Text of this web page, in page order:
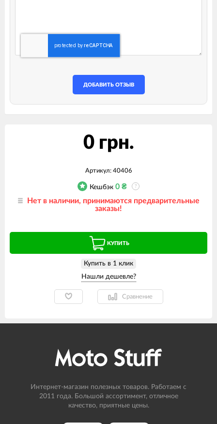
ДОБАВИТЬ ОТЗЫВ
0 грн.
Артикул: 40406
Кешбэк 0 ₴ ?
Нет в наличии, принимаются предварительные
заказы!
КУПИТЬ
Купить в 1 клик
Сравнение
Интернет-магазин полезных товаров. Работаем с
2011 года. Большой ассортимент, отличное
качество, приятные цены.